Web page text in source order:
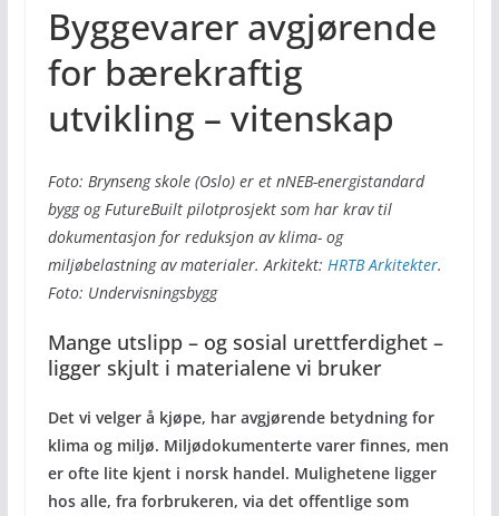
Byggevarer avgjørende
for bærekraftig
utvikling – vitenskap
Foto: Brynseng skole (Oslo) er et nNEB-energistandard
bygg og FutureBuilt pilotprosjekt som har krav til
dokumentasjon for reduksjon av klima- og
miljøbelastning av materialer. Arkitekt: HRTB Arkitekter.
Foto: Undervisningsbygg
Mange utslipp – og sosial urettferdighet –
ligger skjult i materialene vi bruker
Det vi velger å kjøpe, har avgjørende betydning for
klima og miljø. Miljødokumenterte varer finnes, men
er ofte lite kjent i norsk handel. Mulighetene ligger
hos alle, fra forbrukeren, via det offentlige som